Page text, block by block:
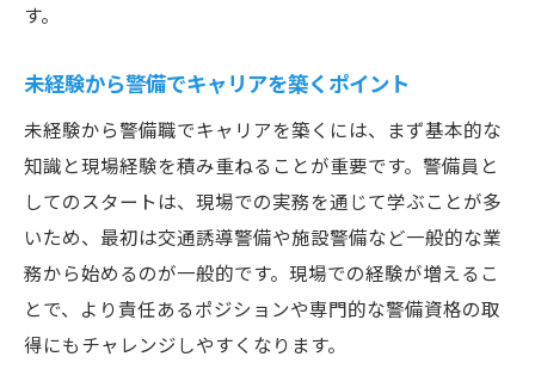
す。
未経験から警備でキャリアを築くポイント
未経験から警備職でキャリアを築くには、まず基本的な
知識と現場経験を積み重ねることが重要です。警備員と
してのスタートは、現場での実務を通じて学ぶことが多
いため、最初は交通誘導警備や施設警備など一般的な業
務から始めるのが一般的です。現場での経験が増えるこ
とで、より責任あるポジションや専門的な警備資格の取
得にもチャレンジしやすくなります。